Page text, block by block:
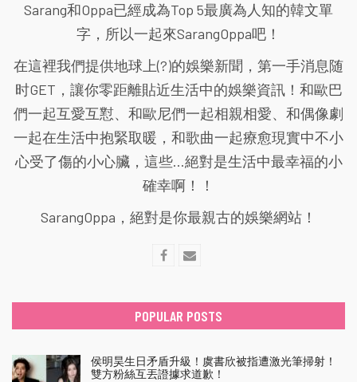
Sarang和Oppa已經成為Top 5最廣為人知的韓文單
字，所以一起來SarangOppa吧！
在這裡我們提供地球上(?)的娛樂新聞，第一手消息随
时GET，讓你零距離貼近生活中的娛樂資訊！和歐巴
們一起互愛互懟、和歐尼們一起相親相愛、和偶像劇
一起在生活中抱緊取暖，和歌曲一起療愈現實中不小
心受了傷的小心臟，這些...絕對是生活中最幸福的小
確幸啊！！
SarangOppa，絕對是你最親古的娛樂網站！
POPULAR POSTS
侯明昊生日矛盾升級！虞書欣被指遭激光筆掃射！
雙方粉絲互丟證據求道歉！